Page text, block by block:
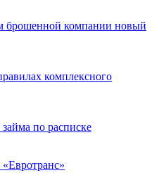
брошенной компании новый
комплексного
по расписке